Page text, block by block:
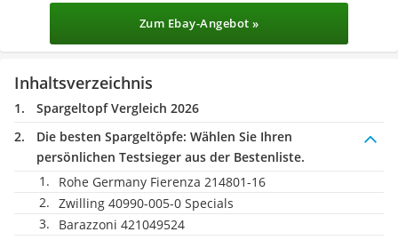
Zum Ebay-Angebot »
Inhaltsverzeichnis
Spargeltopf Vergleich 2026
Die besten Spargeltöpfe: Wählen Sie Ihren
persönlichen Testsieger aus der Bestenliste.
Rohe Germany Fierenza 214801-16
Zwilling 40990-005-0 Specials
Barazzoni 421049524